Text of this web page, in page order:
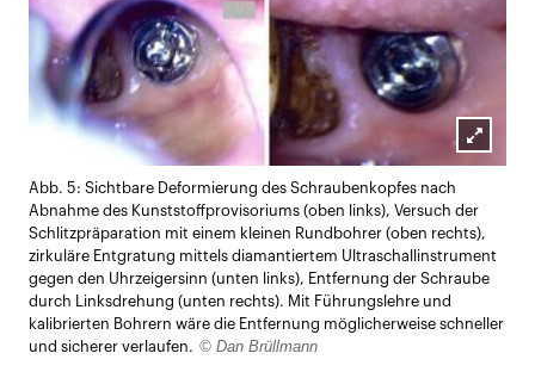
Abb. 5: Sichtbare Deformierung des Schraubenkopfes nach
Abnahme des Kunststoffprovisoriums (oben links), Versuch der
Schlitzpräparation mit einem kleinen Rundbohrer (oben rechts),
zirkuläre Entgratung mittels diamantiertem Ultraschallinstrument
gegen den Uhrzeigersinn (unten links), Entfernung der Schraube
durch Linksdrehung (unten rechts). Mit Führungslehre und
kalibrierten Bohrern wäre die Entfernung möglicherweise schneller
und sicherer verlaufen. © Dan Brüllmann